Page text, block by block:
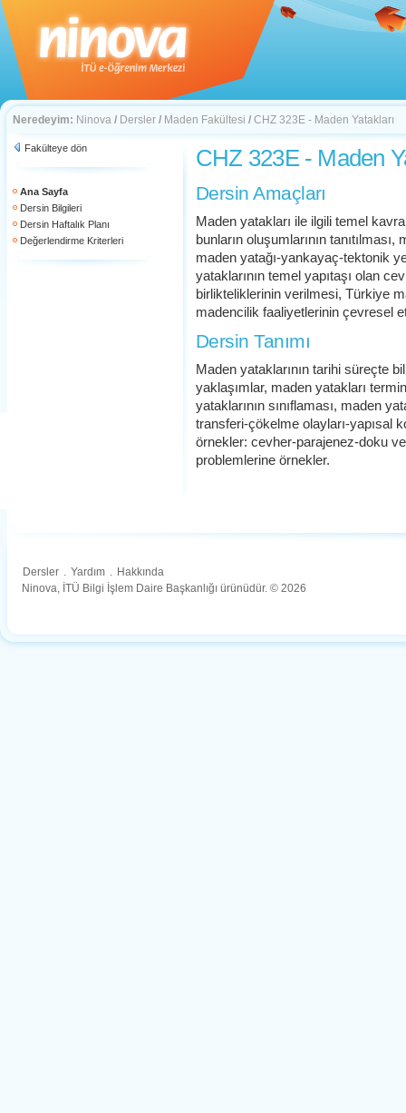
Neredeyim: Ninova / Dersler / Maden Fakültesi / CHZ 323E - Maden Yatakları
Fakülteye dön
Ana Sayfa
Dersin Bilgileri
Dersin Haftalık Planı
Değerlendirme Kriterleri
CHZ 323E - Maden
Dersin Amaçları
Maden yatakları ile ilgili temel
bunların oluşumlarının tanıtılması,
maden yatağı-yankayaç-tektonik
yataklarının temel yapıtaşı olan
birlikteliklerinin verilmesi, Türkiye
madencilik faaliyetlerinin çevresel
Dersin Tanımı
Maden yataklarının tarihi süreçte
yaklaşımlar, maden yatakları
yataklarının sınıflaması, maden
transferi-çökelme olayları-yapısal
örnekler: cevher-parajenez-doku ve
problemlerine örnekler.
Dersler . Yardım . Hakkında
Ninova, İTÜ Bilgi İşlem Daire Başkanlığı ürünüdür. © 2026